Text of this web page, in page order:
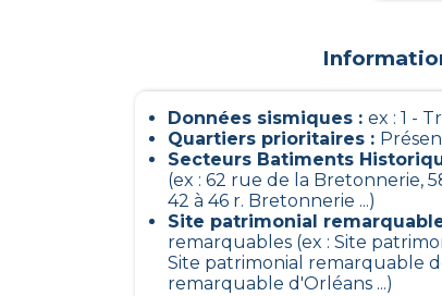
Données sismiques : ex : 1 -
Quartiers prioritaires :
Secteurs Batiments
(ex : 62 rue de la Bretonnerie,
42 à 46 r. Bretonnerie ...)
Site patrimonial
remarquables (ex : Site
Site patrimonial remarquable
remarquable d'Orléans ...)